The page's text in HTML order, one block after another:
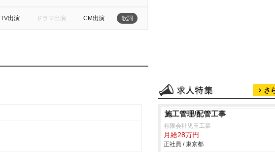
TV出演 ドラマ出演 CM出演 歌詞
さ
施工管理/配管工事
有限会社児玉工業
月給28万円
正社員 / 東京都